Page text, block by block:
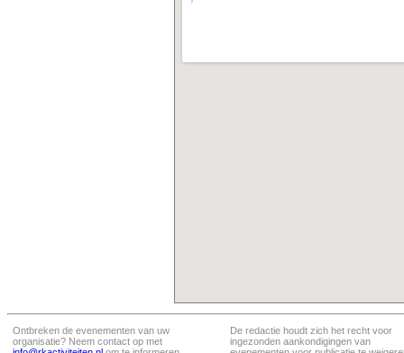
Ontbreken de evenementen van uw
organisatie? Neem contact op met
De redactie houdt zich het recht voor
ingezonden aankondigingen van